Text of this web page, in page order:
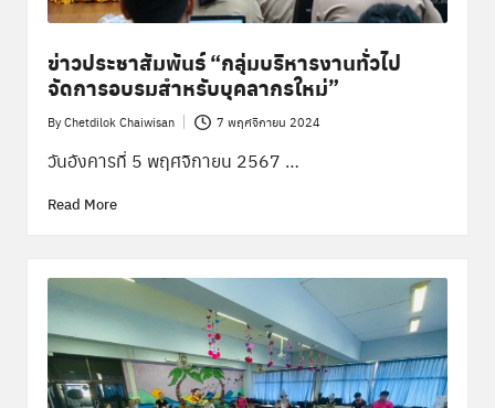
ข่าวประชาสัมพันธ์ “กลุ่มบริหารงานทั่วไป
จัดการอบรมสำหรับบุคลากรใหม่”
Posted
by
ByChetdilok Chaiwisan 7 พฤศจิกายน 2024
วันอังคารที่ 5 พฤศจิกายน 2567 …
Read More